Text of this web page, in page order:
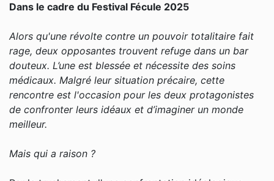
Dans le cadre du Festival Fécule 2025
Alors qu'une révolte contre un pouvoir totalitaire fait
rage, deux opposantes trouvent refuge dans un bar
douteux. L’une est blessée et nécessite des soins
médicaux. Malgré leur situation précaire, cette
rencontre est l'occasion pour les deux protagonistes
de confronter leurs idéaux et d’imaginer un monde
meilleur.
Mais qui a raison ?